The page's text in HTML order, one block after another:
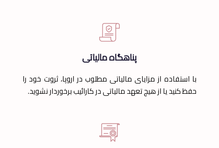
پناهگاه مالیاتی
با استفاده از مزایای مالیاتی مطلوب در اروپا، ثروت خود را
حفظ کنید یا از هیچ تعهد مالیاتی در کارائیب برخوردار نشوید.